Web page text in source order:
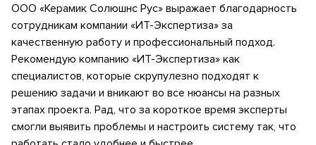
ООО «Керамик Солюшнс Рус» выражает благодарность
сотрудникам компании «ИТ-Экспертиза» за
качественную работу и профессиональный подход.
Рекомендую компанию «ИТ-Экспертиза» как
специалистов, которые скрупулезно подходят к
решению задачи и вникают во все нюансы на разных
этапах проекта. Рад, что за короткое время эксперты
смогли выявить проблемы и настроить систему так, что